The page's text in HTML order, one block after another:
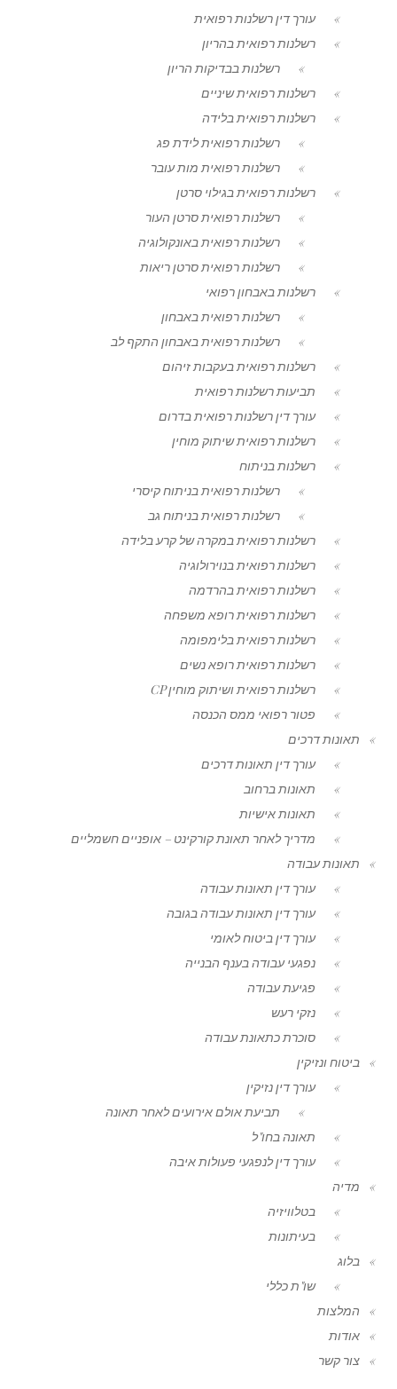
עורך דין רשלנות רפואית
רשלנות רפואית בהריון
רשלנות בבדיקות הריון
רשלנות רפואית שיניים
רשלנות רפואית בלידה
רשלנות רפואית לידת פג
רשלנות רפואית מות עובר
רשלנות רפואית בגילוי סרטן
רשלנות רפואית סרטן העור
רשלנות רפואית באונקולוגיה
רשלנות רפואית סרטן ריאות
רשלנות באבחון רפואי
רשלנות רפואית באבחון
רשלנות רפואית באבחון התקף לב
רשלנות רפואית בעקבות זיהום
תביעות רשלנות רפואית
עורך דין רשלנות רפואית בדרום
רשלנות רפואית שיתוק מוחין
רשלנות בניתוח
רשלנות רפואית בניתוח קיסרי
רשלנות רפואית בניתוח גב
רשלנות רפואית במקרה של קרע בלידה
רשלנות רפואית בנוירולוגיה
רשלנות רפואית בהרדמה
רשלנות רפואית רופא משפחה
רשלנות רפואית בלימפומה
רשלנות רפואית רופא נשים
רשלנות רפואית ושיתוק מוחין CP
פטור רפואי ממס הכנסה
תאונות דרכים
עורך דין תאונות דרכים
תאונות ברחוב
תאונות אישיות
מדריך לאחר תאונת קורקינט – אופניים חשמליים
תאונות עבודה
עורך דין תאונות עבודה
עורך דין תאונות עבודה בגובה
עורך דין ביטוח לאומי
נפגעי עבודה בענף הבנייה
פגיעת עבודה
נזקי רעש
סוכרת כתאונת עבודה
ביטוח ונזיקין
עורך דין נזיקין
תביעת אולם אירועים לאחר תאונה
תאונה בחו"ל
עורך דין לנפגעי פעולות איבה
מדיה
בטלוויזיה
בעיתונות
בלוג
שו"ת כללי
המלצות
אודות
צור קשר